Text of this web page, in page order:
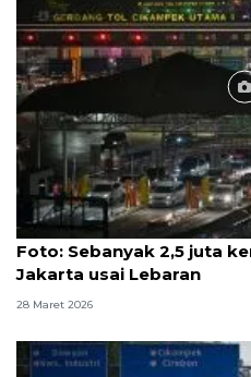
Foto
Foto: Sebanyak 2,5 juta
Jakarta usai Lebaran
28 Maret 2026